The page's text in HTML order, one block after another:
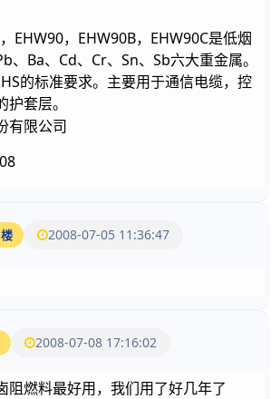
， EHW90， EHW90B， EHW90C是低烟
、 Ba、 Cd、 Cr、 Sn、 Sb六大重金属。
的标准要求。主要用于通信电缆，控
套层。
有限公司
2008-07-05 11:36:47
2008-07-08 17:16:02
阻燃料最好用，我们用了好几年了